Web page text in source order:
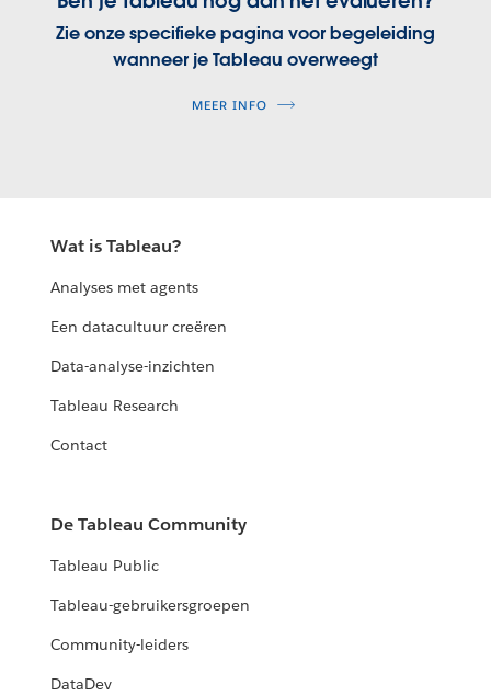
Zie onze specifieke pagina voor begeleiding
wanneer je Tableau overweegt
MEER INFO
Wat is Tableau?
Analyses met agents
Een datacultuur creëren
Data-analyse-inzichten
Tableau Research
Contact
De Tableau Community
Tableau Public
Tableau-gebruikersgroepen
Community-leiders
DataDev